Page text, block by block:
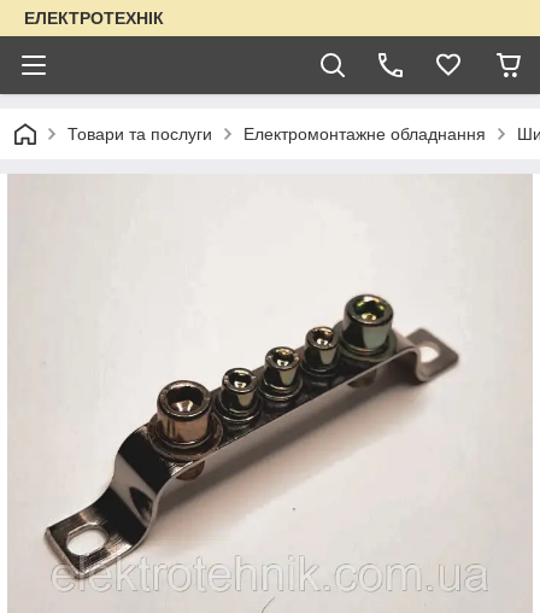
ЕЛЕКТРОТЕХНІК
Товари та послуги Електромонтажне обладнання